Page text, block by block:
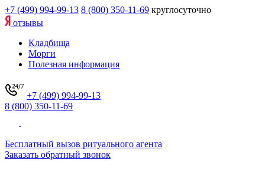
+7 (499) 994-99-13 8 (800) 350-11-69 круглосуточно
отзывы
Кладбища
Морги
Полезная информация
+7 (499) 994-99-13
8 (800) 350-11-69
Бесплатный вызов ритуального агента
Заказать обратный звонок